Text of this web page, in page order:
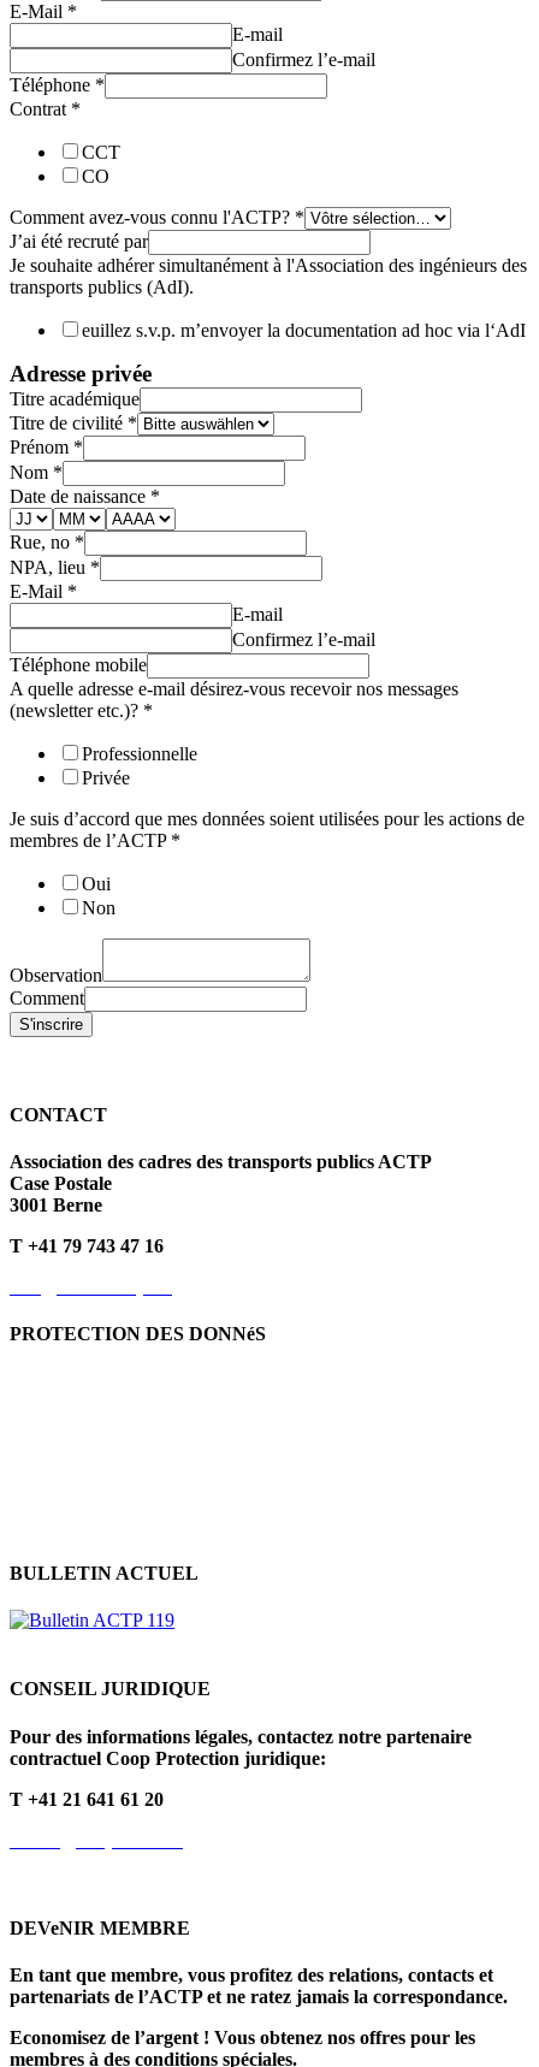
E-Mail *
E-mail
Confirmez l’e-mail
Téléphone *
Contrat *
CCT
CO
Comment avez-vous connu l'ACTP? *
J’ai été recruté par
Je souhaite adhérer simultanément à l'Association des ingénieurs des
transports publics (AdI).
euillez s.v.p. m’envoyer la documentation ad hoc via l‘AdI
Adresse privée
Titre académique
Titre de civilité *
Prénom *
Nom *
Date de naissance *
Rue, no *
NPA, lieu *
E-Mail *
E-mail
Confirmez l’e-mail
Téléphone mobile
A quelle adresse e-mail désirez-vous recevoir nos messages
(newsletter etc.)? *
Professionnelle
Privée
Je suis d’accord que mes données soient utilisées pour les actions de
membres de l’ACTP *
Oui
Non
Observation
Comment
S'inscrire
CONTACT
Association des cadres des transports publics ACTP
Case Postale
3001 Berne
T +41 79 743 47 16
PROTECTION DES DONNéS
BULLETIN ACTUEL
CONSEIL JURIDIQUE
Pour des informations légales, contactez notre partenaire
contractuel Coop Protection juridique:
T +41 21 641 61 20
DEVeNIR MEMBRE
En tant que membre, vous profitez des relations, contacts et
partenariats de l’ACTP et ne ratez jamais la correspondance.
Economisez de l’argent ! Vous obtenez nos offres pour les
membres à des conditions spéciales.